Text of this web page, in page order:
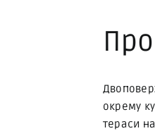
окрему
тераси